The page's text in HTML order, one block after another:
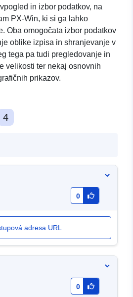
in izbor podatkov, na
PX-Win, ki si ga lahko
Oba omogočata izbor podatkov
oblike izpisa in shranjevanje v
tega pa tudi pregledovanje in
velikosti ter nekaj osnovnih
prikazov.
4
0
adresa URL
0